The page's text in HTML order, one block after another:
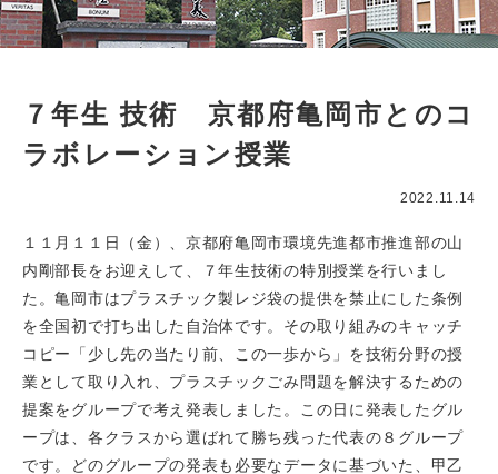
７年生 技術 京都府亀岡市とのコ
ラボレーション授業
2022.11.14
１１月１１日（金）、京都府亀岡市環境先進都市推進部の山
内剛部長をお迎えして、７年生技術の特別授業を行いまし
た。亀岡市はプラスチック製レジ袋の提供を禁止にした条例
を全国初で打ち出した自治体です。その取り組みのキャッチ
コピー「少し先の当たり前、この一歩から」を技術分野の授
業として取り入れ、プラスチックごみ問題を解決するための
提案をグループで考え発表しました。この日に発表したグル
ープは、各クラスから選ばれて勝ち残った代表の８グループ
です。どのグループの発表も必要なデータに基づいた、甲乙